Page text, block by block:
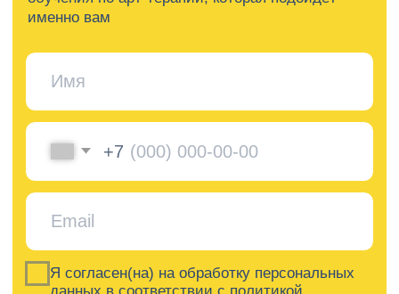
Академия
Бурганова
образовательной деятельности №
от 16 февраля 2021 года